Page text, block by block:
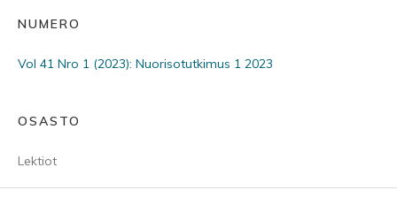
NUMERO
Vol 41 Nro 1 (2023): Nuorisotutkimus 1 2023
OSASTO
Lektiot